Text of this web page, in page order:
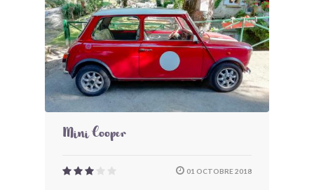
Mini Cooper
01 OCTOBRE 2018